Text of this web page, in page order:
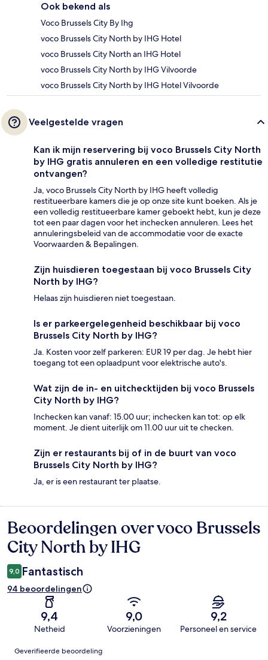
Ook bekend als
Voco Brussels City By Ihg
voco Brussels City North by IHG Hotel
voco Brussels City North an IHG Hotel
voco Brussels City North by IHG Vilvoorde
voco Brussels City North by IHG Hotel Vilvoorde
Veelgestelde vragen
Kan ik mijn reservering bij voco Brussels City North
by IHG gratis annuleren en een volledige restitutie
ontvangen?
Ja, voco Brussels City North by IHG heeft volledig
restitueerbare kamers die je op onze site kunt boeken. Als je
een volledig restitueerbare kamer geboekt hebt, kun je deze
tot een paar dagen voor het inchecken annuleren. Lees het
annuleringsbeleid van de accommodatie voor de exacte
Voorwaarden & Bepalingen.
Zijn huisdieren toegestaan bij voco Brussels City
North by IHG?
Helaas zijn huisdieren niet toegestaan.
Is er parkeergelegenheid beschikbaar bij voco
Brussels City North by IHG?
Ja. Kosten voor zelf parkeren: EUR 19 per dag. Je hebt hier
toegang tot een oplaadpunt voor elektrische auto's.
Wat zijn de in- en uitchecktijden bij voco Brussels
City North by IHG?
Inchecken kan vanaf: 15.00 uur; inchecken kan tot: op elk
moment. Je dient uiterlijk om 11.00 uur uit te checken.
Zijn er restaurants bij of in de buurt van voco
Brussels City North by IHG?
Ja, er is een restaurant ter plaatse.
Beoordelingen
Beoordelingen over voco Brussels
City North by IHG
9,0 Fantastisch
94 beoordelingen
9,4
Netheid
9,0
Voorzieningen
9,2
Personeel en service
Beoordelingen
Geverifieerde beoordeling